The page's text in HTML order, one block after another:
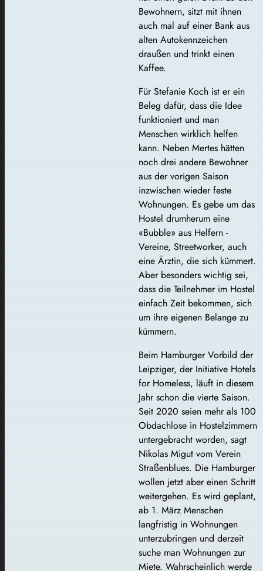
Bewohnern, sitzt mit ihnen
auch mal auf einer Bank aus
alten Autokennzeichen
draußen und trinkt einen
Kaffee.
Für Stefanie Koch ist er ein
Beleg dafür, dass die Idee
funktioniert und man
Menschen wirklich helfen
kann. Neben Mertes hätten
noch drei andere Bewohner
aus der vorigen Saison
inzwischen wieder feste
Wohnungen. Es gebe um das
Hostel drumherum eine
«Bubble» aus Helfern -
Vereine, Streetworker, auch
eine Ärztin, die sich kümmert.
Aber besonders wichtig sei,
dass die Teilnehmer im Hostel
einfach Zeit bekommen, sich
um ihre eigenen Belange zu
kümmern.
Beim Hamburger Vorbild der
Leipziger, der Initiative Hotels
for Homeless, läuft in diesem
Jahr schon die vierte Saison.
Seit 2020 seien mehr als 100
Obdachlose in Hostelzimmern
untergebracht worden, sagt
Nikolas Migut vom Verein
Straßenblues. Die Hamburger
wollen jetzt aber einen Schritt
weitergehen. Es wird geplant,
ab 1. März Menschen
langfristig in Wohnungen
unterzubringen und derzeit
suche man Wohnungen zur
Miete. Wahrscheinlich werde